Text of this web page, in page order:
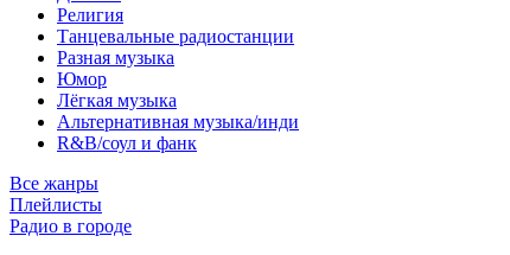
Религия
Танцевальные радиостанции
Разная музыка
Юмор
Лёгкая музыка
Альтернативная музыка/инди
R&B/cоул и фанк
Все жанры
Плейлисты
Радио в городе